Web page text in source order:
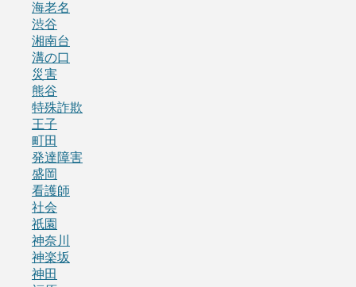
海老名
渋谷
湘南台
溝の口
災害
熊谷
特殊詐欺
王子
町田
発達障害
盛岡
看護師
社会
祇園
神奈川
神楽坂
神田